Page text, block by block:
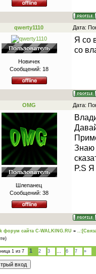
qwerty1110 Дата:
Новичек
Сообщений: 18
Я со
со
OMG Дата:
Шлепанец
Сообщений: 38
Знаю
P.S
форум сайта C-WALKING.RU »
1 из 7 1 2 3 … 6 7 »